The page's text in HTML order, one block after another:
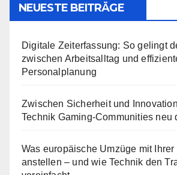
NEUESTE BEITRÄGE
Digitale Zeiterfassung: So gelingt
zwischen Arbeitsalltag und
Personalplanung
Zwischen Sicherheit und
Technik Gaming-Communities neu
Was europäische Umzüge mit
anstellen – und wie Technik den